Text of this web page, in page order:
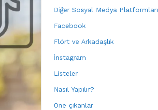
Diğer Sosyal Medya Platformları
Facebook
Flört ve Arkadaşlık
İnstagram
Listeler
Nasıl Yapılır?
Öne çıkanlar